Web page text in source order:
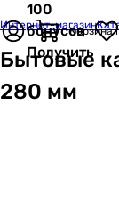
100
бонусов
Получить
Корзина
Интернет-магазин
Бытовые
280 мм